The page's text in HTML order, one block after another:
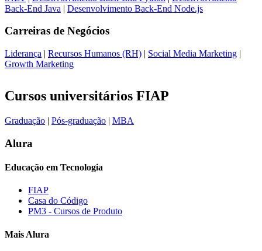
Back-End Java | Desenvolvimento Back-End Node.js
Carreiras de Negócios
Liderança | Recursos Humanos (RH) | Social Media Marketing |
Growth Marketing
Cursos universitários FIAP
Graduação | Pós-graduação | MBA
Alura
Educação em Tecnologia
FIAP
Casa do Código
PM3 - Cursos de Produto
Mais Alura